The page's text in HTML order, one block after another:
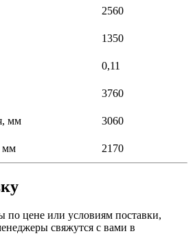
2560
1350
0,11
3760
мм 3060
мм 2170
по цене или условиям поставки,
свяжутся с вами в